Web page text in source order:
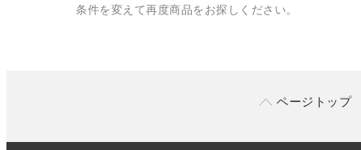
条件を変えて再度商品をお探しください。
ページトップ